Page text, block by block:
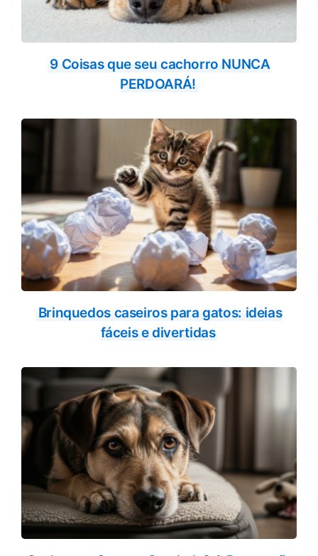
9 Coisas que seu cachorro NUNCA
PERDOARÁ!
Brinquedos caseiros para gatos: ideias
fáceis e divertidas